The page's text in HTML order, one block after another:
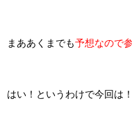
まああくまでも予想なので
はい！というわけで今回は